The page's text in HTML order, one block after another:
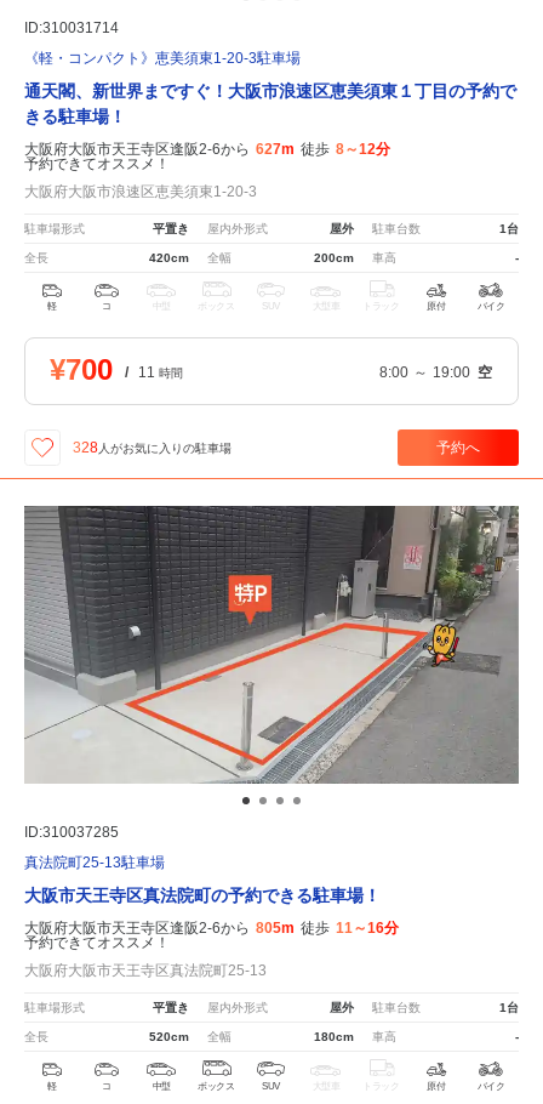
ID:310031714
《軽・コンパクト》恵美須東1-20-3駐車場
通天閣、新世界まですぐ！大阪市浪速区恵美須東１丁目の予約で
きる駐車場！
大阪府大阪市天王寺区逢阪2-6から 627m 徒歩 8～12分
予約できてオススメ！
大阪府大阪市浪速区恵美須東1-20-3
駐車場形式 平置き 屋内外形式 屋外 駐車台数 1台
全長 420cm 全幅 200cm 車高 -
軽 コ 中型 ボックス SUV 大型車 トラック 原付 バイク
¥700 / 11 時間 8:00 ～ 19:00 空
328人がお気に入りの駐車場 予約へ
ID:310037285
真法院町25-13駐車場
大阪市天王寺区真法院町の予約できる駐車場！
大阪府大阪市天王寺区逢阪2-6から 805m 徒歩 11～16分
予約できてオススメ！
大阪府大阪市天王寺区真法院町25-13
駐車場形式 平置き 屋内外形式 屋外 駐車台数 1台
全長 520cm 全幅 180cm 車高 -
軽 コ 中型 ボックス SUV 大型車 トラック 原付 バイク